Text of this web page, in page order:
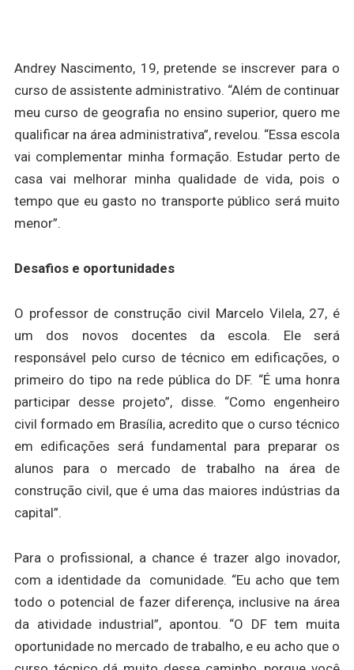
Andrey Nascimento, 19, pretende se inscrever para o
curso de assistente administrativo. “Além de continuar
meu curso de geografia no ensino superior, quero me
qualificar na área administrativa”, revelou. “Essa escola
vai complementar minha formação. Estudar perto de
casa vai melhorar minha qualidade de vida, pois o
tempo que eu gasto no transporte público será muito
menor”.
Desafios e oportunidades
O professor de construção civil Marcelo Vilela, 27, é
um dos novos docentes da escola. Ele será
responsável pelo curso de técnico em edificações, o
primeiro do tipo na rede pública do DF. “É uma honra
participar desse projeto”, disse. “Como engenheiro
civil formado em Brasília, acredito que o curso técnico
em edificações será fundamental para preparar os
alunos para o mercado de trabalho na área de
construção civil, que é uma das maiores indústrias da
capital”.
Para o profissional, a chance é trazer algo inovador,
com a identidade da comunidade. “Eu acho que tem
todo o potencial de fazer diferença, inclusive na área
da atividade industrial”, apontou. “O DF tem muita
oportunidade no mercado de trabalho, e eu acho que o